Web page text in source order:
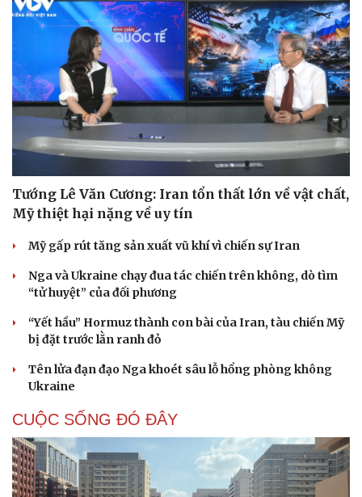
Tướng Lê Văn Cương: Iran tổn thất lớn về vật chất,
Mỹ thiệt hại nặng về uy tín
Mỹ gấp rút tăng sản xuất vũ khí vì chiến sự Iran
Nga và Ukraine chạy đua tác chiến trên không, dò tìm
“tử huyệt” của đối phương
“Yết hầu” Hormuz thành con bài của Iran, tàu chiến Mỹ
bị đặt trước lằn ranh đỏ
Tên lửa đạn đạo Nga khoét sâu lỗ hổng phòng không
Ukraine
CUỘC SỐNG ĐÓ ĐÂY